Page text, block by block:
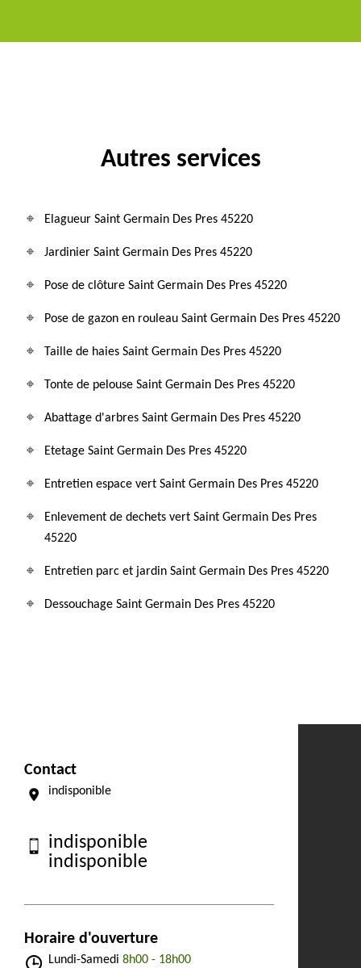
Autres services
Elagueur Saint Germain Des Pres 45220
Jardinier Saint Germain Des Pres 45220
Pose de clôture Saint Germain Des Pres 45220
Pose de gazon en rouleau Saint Germain Des Pres 45220
Taille de haies Saint Germain Des Pres 45220
Tonte de pelouse Saint Germain Des Pres 45220
Abattage d'arbres Saint Germain Des Pres 45220
Etetage Saint Germain Des Pres 45220
Entretien espace vert Saint Germain Des Pres 45220
Enlevement de dechets vert Saint Germain Des Pres
45220
Entretien parc et jardin Saint Germain Des Pres 45220
Dessouchage Saint Germain Des Pres 45220
Contact
indisponible
indisponible
indisponible
Horaire d'ouverture
Lundi-Samedi 8h00 - 18h00